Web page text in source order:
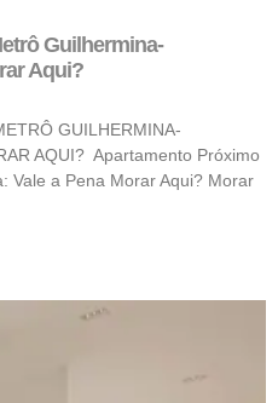
Guilhermina-
Aqui?
GUILHERMINA-
AQUI? Apartamento Próximo
Vale a Pena Morar Aqui? Morar